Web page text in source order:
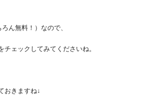
ん無料！）なので、
ェックしてみてくださいね。
おきますね↓